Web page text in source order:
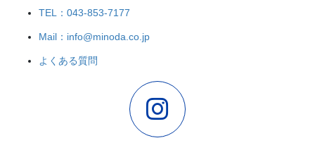
TEL：043-853-7177
Mail：info@minoda.co.jp
よくある質問